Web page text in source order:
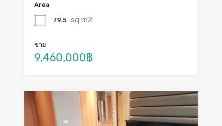
Area
79.5 sq m2
ขาย
9,460,000฿